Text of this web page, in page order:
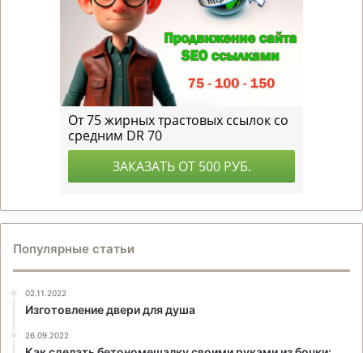
Популярные статьи
02.11.2022
Изготовление двери для душа
26.09.2022